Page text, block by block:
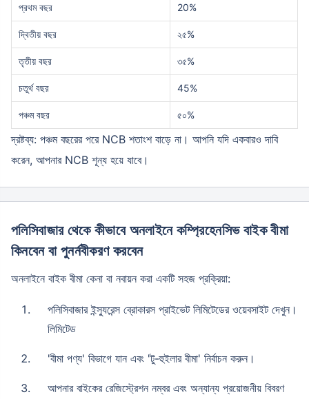
প্রথম বছর 20%
দ্বিতীয় বছর ২৫%
তৃতীয় বছর ৩৫%
চতুর্থ বছর 45%
পঞ্চম বছর ৫০%
দ্রষ্টব্য: পঞ্চম বছরের পরে NCB শতাংশ বাড়ে না। আপনি যদি একবারও দাবি
করেন, আপনার NCB শূন্য হয়ে যাবে।
পলিসিবাজার থেকে কীভাবে অনলাইনে কম্প্রিহেনসিভ বাইক বীমা
কিনবেন বা পুনর্নবীকরণ করবেন
অনলাইনে বাইক বীমা কেনা বা নবায়ন করা একটি সহজ প্রক্রিয়া:
পলিসিবাজার ইন্স্যুরেন্স ব্রোকারস প্রাইভেট লিমিটেডের ওয়েবসাইট দেখুন।
লিমিটেড
'বীমা পণ্য' বিভাগে যান এবং 'টু-হুইলার বীমা' নির্বাচন করুন।
আপনার বাইকের রেজিস্ট্রেশন নম্বর এবং অন্যান্য প্রয়োজনীয় বিবরণ